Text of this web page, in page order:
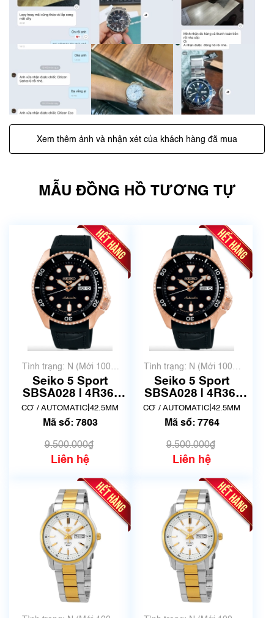
Xem thêm ảnh và nhận xét của khách hàng đã mua
MẪU ĐỒNG HỒ TƯƠNG TỰ
Tình trạng: N (Mới 100%
chưa qua sử dụng)
Seiko 5 Sport
SBSA028 | 4R36-
07G0 | Size 42mm |
Mã số 7803
CƠ / AUTOMATIC 42.5MM
Mã số: 7803
9.500.000₫
Liên hệ
Tình trạng: N (Mới 100%
chưa qua sử dụng)
Seiko 5 Sport
SBSA028 | 4R36-
07G0 | Size 42mm |
Mã số 7764
CƠ / AUTOMATIC 42.5MM
Mã số: 7764
9.500.000₫
Liên hệ